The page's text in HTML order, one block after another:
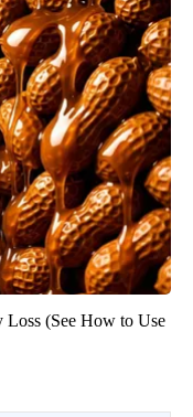
Loss (See How to Use